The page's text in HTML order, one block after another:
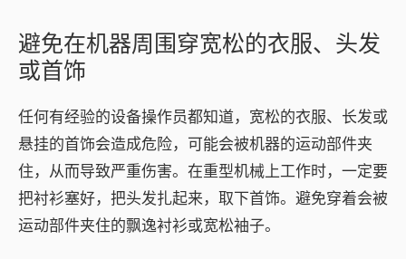
避免在机器周围穿宽松的衣服、头发
或首饰
任何有经验的设备操作员都知道，宽松的衣服、长发或
悬挂的首饰会造成危险，可能会被机器的运动部件夹
住，从而导致严重伤害。在重型机械上工作时，一定要
把衬衫塞好，把头发扎起来，取下首饰。避免穿着会被
运动部件夹住的飘逸衬衫或宽松袖子。